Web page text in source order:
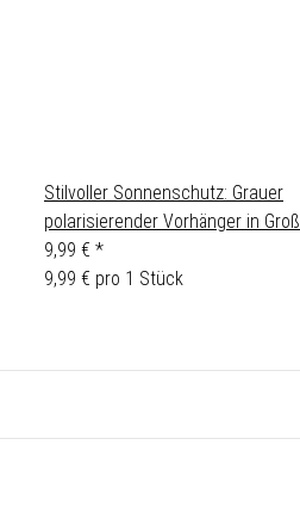
Stilvoller Sonnenschutz: Grauer
polarisierender Vorhänger in Groß
9,99 € *
9,99 € pro 1 Stück